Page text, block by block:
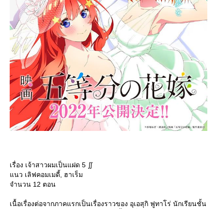
เรื่อง เจ้าสาวผมเป็นแฝด 5 ∬
นว เลิฟคอมเมดี้, ฮาเร็ม
จำนวน 12 ตอน
เนื้อเรื่องต่อจากภาคแรกเป็นเรื่องราวของ อุเอสุกิ ฟูทาโร่ นักเรียนชั้น